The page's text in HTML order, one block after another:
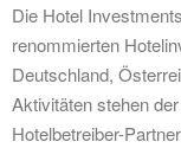
Die Hotel
renommierten
Deutschland,
Aktivitäten stehen
Hotelbetreiber-